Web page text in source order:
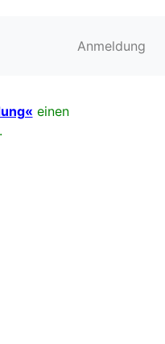
Anmeldung
einen